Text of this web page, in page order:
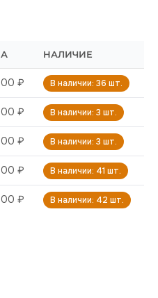
НАЛИЧИЕ
₽ В наличии: 36 шт.
₽ В наличии: 3 шт.
₽ В наличии: 3 шт.
₽ В наличии: 41 шт.
₽ В наличии: 42 шт.